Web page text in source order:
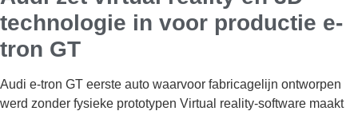
technologie in voor productie e-
tron GT
Audi e-tron GT eerste auto waarvoor fabricagelijn ontworpen
werd zonder fysieke prototypen Virtual reality-software maakt